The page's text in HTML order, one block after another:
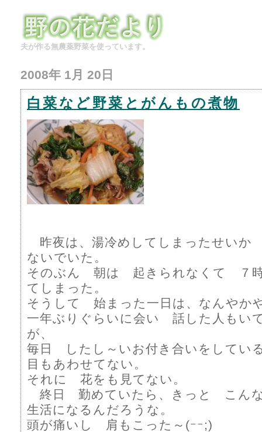
夫が作る無農薬野菜を使っています。
2008年 1月 20日
白菜など野菜とがんもの煮物
昨夜は、湯冷めしてしまったせいか
ないでいた。
そのぶん 朝は 起きられなくて ７時
てしまった。
そうして 始まった一日は、なんやか
一年ぶりぐらいに会い 話した人もい
が、
毎日 したし～いお付き合いをしてい
目もあわせてない。
それに 花をも見てない。
終日 勤めていたら、きっと こん
生活になるんだろうな。
頭が痛いし 肩もこった～(ｰｰ;)